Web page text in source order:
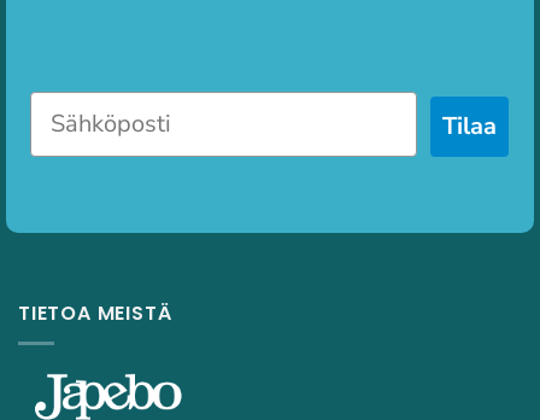
Tilaa
TIETOA MEISTÄ